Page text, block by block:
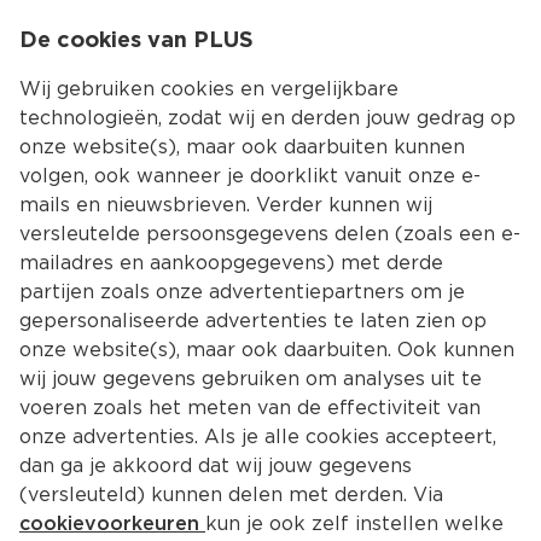
Kies jouw
Terug Producten
De cookies van PLUS
Wij gebruiken cookies en vergelijkbare
technologieën, zodat wij en derden jouw gedrag op
onze website(s), maar ook daarbuiten kunnen
volgen, ook wanneer je doorklikt vanuit onze e-
mails en nieuwsbrieven. Verder kunnen wij
versleutelde persoonsgegevens delen (zoals een e-
mailadres en aankoopgegevens) met derde
partijen zoals onze advertentiepartners om je
gepersonaliseerde advertenties te laten zien op
onze website(s), maar ook daarbuiten. Ook kunnen
wij jouw gegevens gebruiken om analyses uit te
voeren zoals het meten van de effectiviteit van
onze advertenties. Als je alle cookies accepteert,
dan ga je akkoord dat wij jouw gegevens
(versleuteld) kunnen delen met derden. Via
cookievoorkeuren kun je ook zelf instellen welke